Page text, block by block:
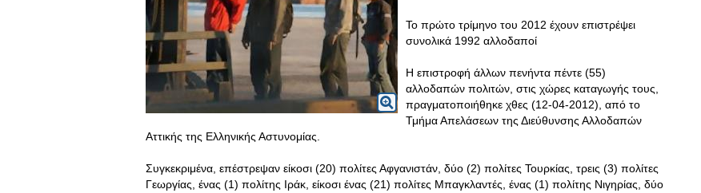
Το πρώτο τρίμηνο του 2012 έχουν επιστρέψει
συνολικά 1992 αλλοδαποί
Η επιστροφή άλλων πενήντα πέντε (55)
αλλοδαπών πολιτών, στις χώρες καταγωγής τους,
πραγματοποιήθηκε χθες (12-04-2012), από το
Τμήμα Απελάσεων της Διεύθυνσης Αλλοδαπών
Αττικής της Ελληνικής Αστυνομίας.
Συγκεκριμένα, επέστρεψαν είκοσι (20) πολίτες Αφγανιστάν, δύο (2) πολίτες Τουρκίας, τρεις (3) πολίτες
Γεωργίας, ένας (1) πολίτης Ιράκ, είκοσι ένας (21) πολίτες Μπαγκλαντές, ένας (1) πολίτης Νιγηρίας, δύο